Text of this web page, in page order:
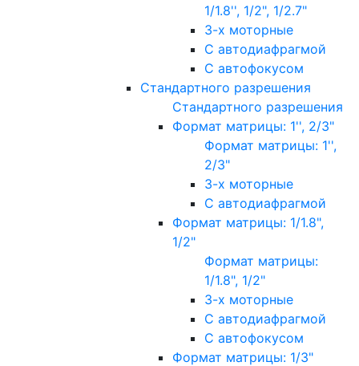
1/1.8'', 1/2", 1/2.7"
3-х моторные
С автодиафрагмой
С автофокусом
Стандартного разрешения
Стандартного разрешения
Формат матрицы: 1'', 2/3"
Формат матрицы: 1'',
2/3"
3-х моторные
С автодиафрагмой
Формат матрицы: 1/1.8",
1/2"
Формат матрицы:
1/1.8", 1/2"
3-х моторные
С автодиафрагмой
С автофокусом
Формат матрицы: 1/3"